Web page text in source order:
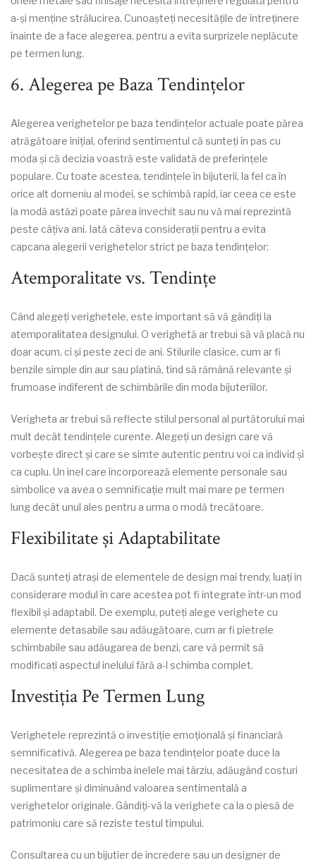
a-și menține strălucirea. Cunoașteți necesitățile de întreținere
înainte de a face alegerea, pentru a evita surprizele neplăcute
pe termen lung.
6. Alegerea pe Baza Tendințelor
Alegerea verighetelor pe baza tendințelor actuale poate părea
atrăgătoare inițial, oferind sentimentul că sunteți în pas cu
moda și că decizia voastră este validată de preferințele
populare. Cu toate acestea, tendințele în bijuterii, la fel ca în
orice alt domeniu al modei, se schimbă rapid, iar ceea ce este
la modă astăzi poate părea învechit sau nu vă mai reprezintă
peste câțiva ani. Iată câteva considerații pentru a evita
capcana alegerii verighetelor strict pe baza tendințelor:
Atemporalitate vs. Tendințe
Când alegeți verighetele, este important să vă gândiți la
atemporalitatea designului. O verighetă ar trebui să vă placă nu
doar acum, ci și peste zeci de ani. Stilurile clasice, cum ar fi
benzile simple din aur sau platină, tind să rămână relevante și
frumoase indiferent de schimbările din moda bijuteriilor.
Verigheta ar trebui să reflecte stilul personal al purtătorului mai
mult decât tendințele curente. Alegeți un design care vă
vorbește direct și care se simte autentic pentru voi ca individ și
ca cuplu. Un inel care încorporează elemente personale sau
simbolice va avea o semnificație mult mai mare pe termen
lung decât unul ales pentru a urma o modă trecătoare.
Flexibilitate și Adaptabilitate
Dacă sunteți atrași de elementele de design mai trendy, luați în
considerare modul în care acestea pot fi integrate într-un mod
flexibil și adaptabil. De exemplu, puteți alege verighete cu
elemente detasabile sau adăugătoare, cum ar fi pietrele
schimbabile sau adăugarea de benzi, care vă permit să
modificați aspectul inelului fără a-l schimba complet.
Investiția Pe Termen Lung
Verighetele reprezintă o investiție emoțională și financiară
semnificativă. Alegerea pe baza tendințelor poate duce la
necesitatea de a schimba inelele mai târziu, adăugând costuri
suplimentare și diminuând valoarea sentimentală a
verighetelor originale. Gândiți-vă la verighete ca la o piesă de
patrimoniu care să reziste testul timpului.
Consultarea cu un bijutier de încredere sau un designer de